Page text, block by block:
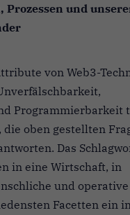
Prozessen und
von Web3-
Programmierbarkeit
oben gestellten
Das
in eine Wirtschaft, in
und operative
Facetten ein